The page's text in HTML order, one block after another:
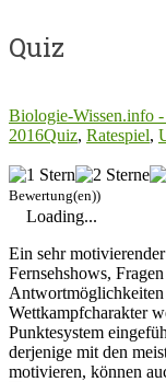
Quiz
Biologie-Wissen.info
2016Quiz, Ratespiel,
Bewertung(en))
Loading...
Ein sehr
Fernsehshows,
Wettkampfcharakter
Punktesystem
derjenige mit den
motivieren, können